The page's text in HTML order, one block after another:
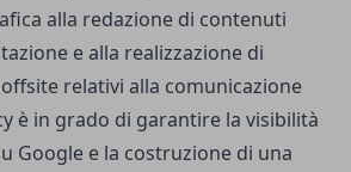
alla redazione di contenuti
e alla realizzazione di
relativi alla comunicazione
è in grado di garantire la visibilità
Google e la costruzione di una